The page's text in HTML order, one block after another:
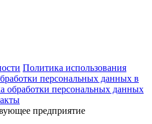
Политика использования
персональных данных в
обработки персональных данных
предприятие